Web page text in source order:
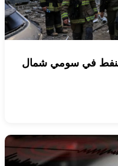
في سومي شمال